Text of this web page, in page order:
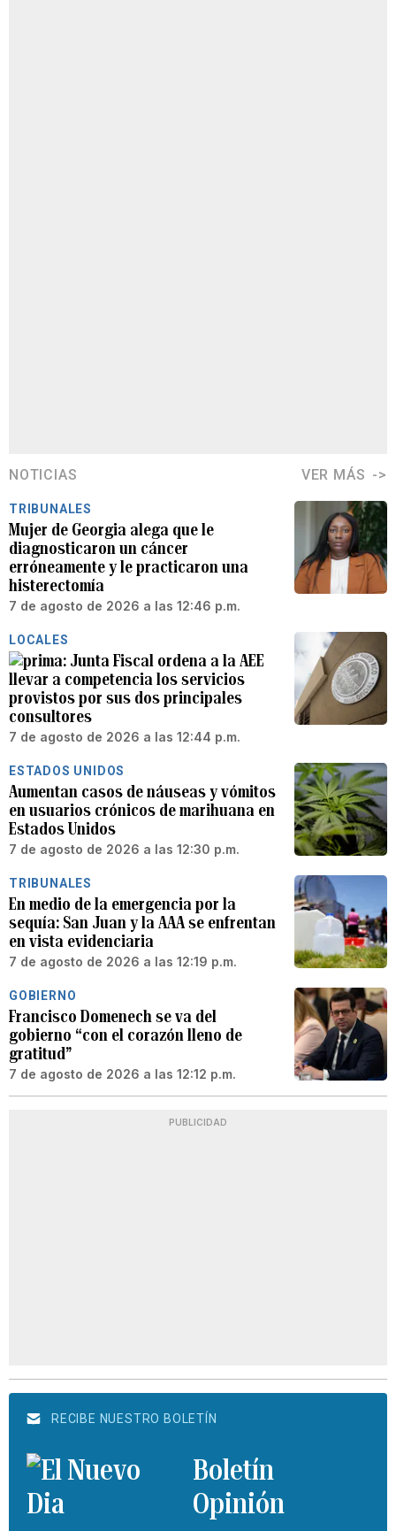
NOTICIAS VER MÁS
TRIBUNALES
Mujer de Georgia alega que le
diagnosticaron un cáncer
erróneamente y le practicaron una
histerectomía
7 de agosto de 2026 a las 12:46 p.m.
LOCALES
Junta Fiscal ordena a la AEE
llevar a competencia los servicios
provistos por sus dos principales
consultores
7 de agosto de 2026 a las 12:44 p.m.
ESTADOS UNIDOS
Aumentan casos de náuseas y vómitos
en usuarios crónicos de marihuana en
Estados Unidos
7 de agosto de 2026 a las 12:30 p.m.
TRIBUNALES
En medio de la emergencia por la
sequía: San Juan y la AAA se enfrentan
en vista evidenciaria
7 de agosto de 2026 a las 12:19 p.m.
GOBIERNO
Francisco Domenech se va del
gobierno “con el corazón lleno de
gratitud”
7 de agosto de 2026 a las 12:12 p.m.
PUBLICIDAD
RECIBE NUESTRO BOLETÍN
Boletín
Opinión